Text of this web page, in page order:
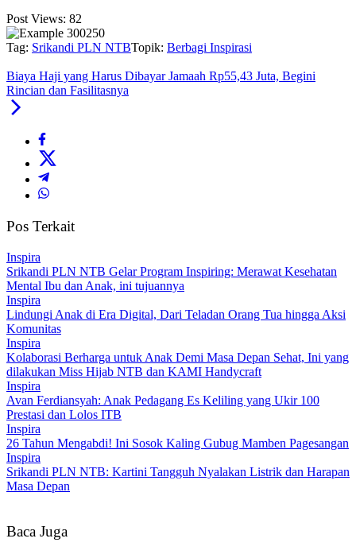
Post Views: 82
Tag: Srikandi PLN NTBTopik: Berbagi Inspirasi
Biaya Haji yang Harus Dibayar Jamaah Rp55,43 Juta, Begini
Rincian dan Fasilitasnya
Pos Terkait
Inspira
Srikandi PLN NTB Gelar Program Inspiring: Merawat Kesehatan
Mental Ibu dan Anak, ini tujuannya
Inspira
Lindungi Anak di Era Digital, Dari Teladan Orang Tua hingga Aksi
Komunitas
Inspira
Kolaborasi Berharga untuk Anak Demi Masa Depan Sehat, Ini yang
dilakukan Miss Hijab NTB dan KAMI Handycraft
Inspira
Avan Ferdiansyah: Anak Pedagang Es Keliling yang Ukir 100
Prestasi dan Lolos ITB
Inspira
26 Tahun Mengabdi! Ini Sosok Kaling Gubug Mamben Pagesangan
Inspira
Srikandi PLN NTB: Kartini Tangguh Nyalakan Listrik dan Harapan
Masa Depan
Baca Juga